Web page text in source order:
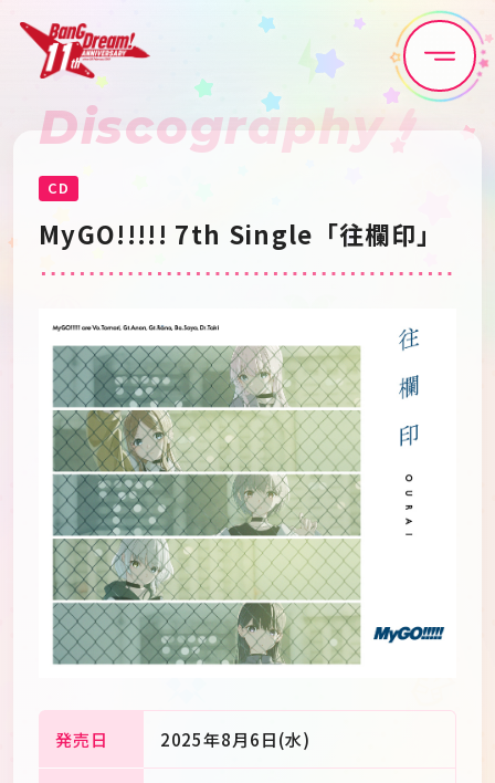
Home News
Live•Event
Game
Schedule About
Goods
Discography
CD
MyGO!!!!! 7th Single「往欄印」
発売日 2025年8月6日(水)